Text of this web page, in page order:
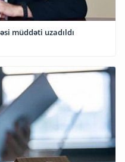
müddəti uzadıldı